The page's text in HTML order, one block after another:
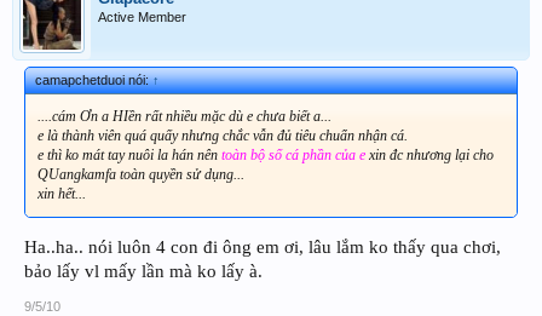
Active Member
camapchetduoi nói:↑
....cám Ơn a HIền rất nhiều mặc dù e chưa biết a...
e là thành viên quá quấy nhưng chắc vẫn đủ tiêu chuẩn nhận cá.
e thì ko mát tay nuôi la hán nên toàn bộ số cá phần của e xin đc nhương lại cho
QUangkamfa toàn quyền sử dụng...
xin hết...
Ha..ha.. nói luôn 4 con đi ông em ơi, lâu lắm ko thấy qua chơi,
bảo lấy vl mấy lần mà ko lấy à.
9/5/10